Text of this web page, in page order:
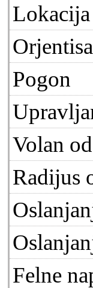
Pogon
Volan
Radijus
Felne